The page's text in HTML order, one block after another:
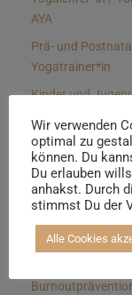
AYA
Prä- und
Yogatrainer*in
Kinder und
Yin Yogalehrer*in
Hormon
Wir verwenden
optimal zu
können. Du
Du erlauben
anhakst. Durch
stimmst Du der
Alle Cookies